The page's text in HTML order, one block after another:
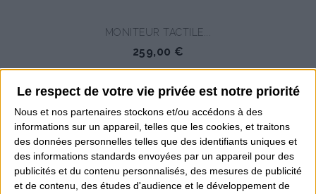
Le respect de votre vie privée est notre priorité
Nous et nos partenaires stockons et/ou accédons à des
informations sur un appareil, telles que les cookies, et traitons
des données personnelles telles que des identifiants uniques et
des informations standards envoyées par un appareil pour des
publicités et du contenu personnalisés, des mesures de publicité
et de contenu, des études d'audience et le développement de
MONITEUR TACTILE...
259,00 €